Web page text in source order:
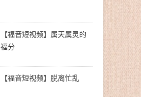
【福音短视频】属天属灵的
福分
【福音短视频】脱离忙乱